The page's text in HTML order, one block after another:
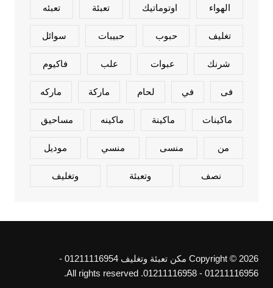
الهواء اوتوماتيك تعبئة تعبئه
تغليف حبوب حبيبات سوائل
شرنك عبوات علب فاكيوم
فى في لحام ماركة ماركه
ماكينات ماكينة ماكينه مساحيق
من منسى منسي موديل
نصف وتعبئة وتغليف
Copyright © 2026 مكن تعبئة وتغليف 01211116954 -
01211116956 - 01211116958. All rights reserved.